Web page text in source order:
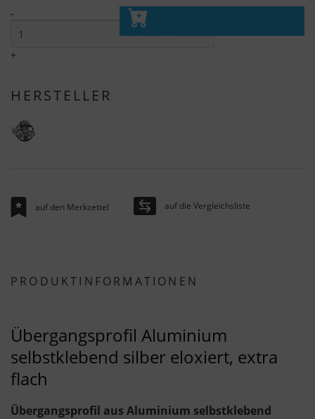
-
+
In den Warenkorb
HERSTELLER
auf den Merkzettel auf die Vergleichsliste
PRODUKTINFORMATIONEN
Übergangsprofil Aluminium
selbstklebend silber eloxiert, extra
flach
Übergangsprofil aus Aluminium selbstklebend